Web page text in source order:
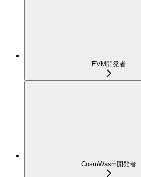
EVM開発者
CosmWasm開発者